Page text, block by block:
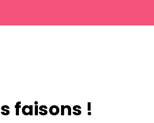
faisons !